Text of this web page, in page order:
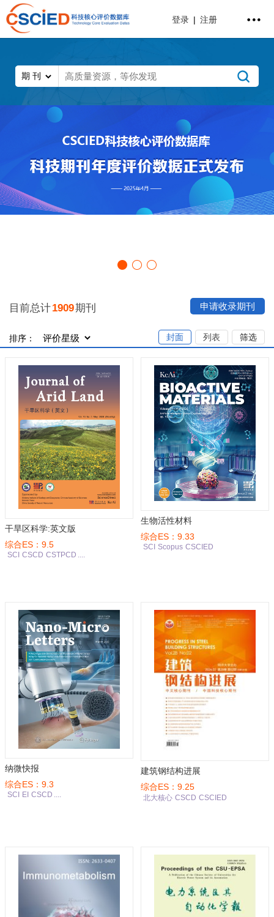
登录 | 注册
目前总计1909期刊 申请收录期刊
排序： 筛选
列表
封面
干旱区科学:英文版
综合ES：9.5
SCI CSCD CSTPCD ....
生物活性材料
综合ES：9.33
SCI Scopus CSCIED
纳微快报
综合ES：9.3
SCI EI CSCD ....
建筑钢结构进展
综合ES：9.25
北大核心 CSCD CSCIED